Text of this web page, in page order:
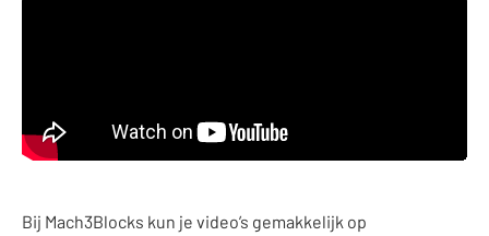
Bij Mach3Blocks kun je video’s gemakkelijk op